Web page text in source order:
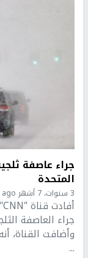
المتحدة
3 سنوات، 7 أشهر ago
جراء العاصفة
وأضافت القناة،
...